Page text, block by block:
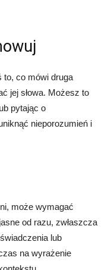
to, co mówi druga
jej słowa. Możesz to
pytając o
nieporozumień i
może wymagać
od razu, zwłaszcza
lub
na wyrażenie